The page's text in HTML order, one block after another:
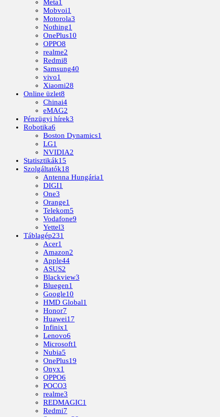
Meta1
Mobvoi1
Motorola3
Nothing1
OnePlus10
OPPO8
realme2
Redmi8
Samsung40
vivo1
Xiaomi28
Online üzlet8
Chinai4
eMAG2
Pénzügyi hírek3
Robotika6
Boston Dynamics1
LG1
NVIDIA2
Statisztikák15
Szolgáltatók18
Antenna Hungária1
DIGI1
One3
Orange1
Telekom5
Vodafone9
Yettel3
Táblagép231
Acer1
Amazon2
Apple44
ASUS2
Blackview3
Bluegen1
Google10
HMD Global1
Honor7
Huawei17
Infinix1
Lenovo6
Microsoft1
Nubia5
OnePlus19
Onyx1
OPPO6
POCO3
realme3
REDMAGIC1
Redmi7